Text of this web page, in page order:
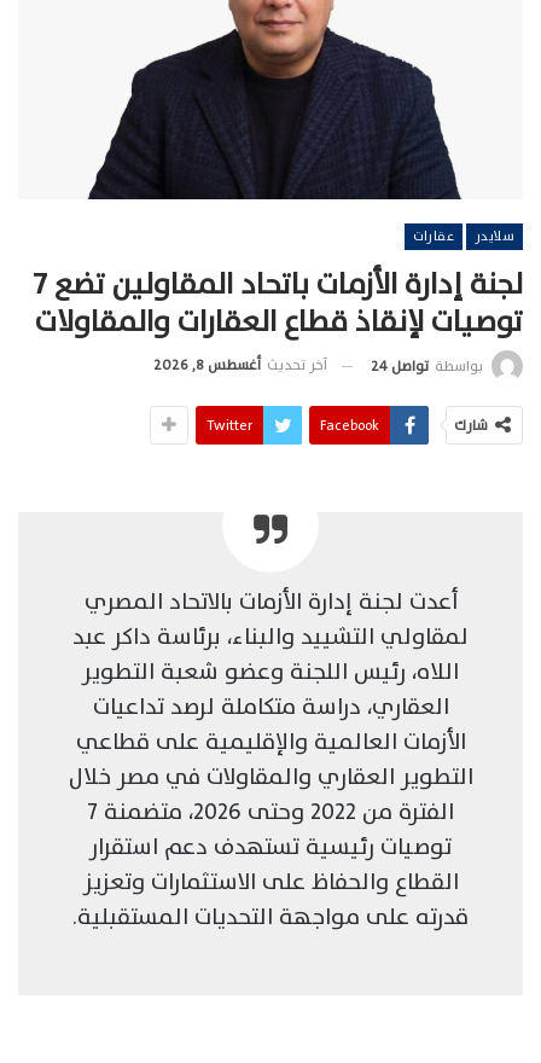
سلايدر عقارات
لجنة إدارة الأزمات باتحاد المقاولين تضع 7
توصيات لإنقاذ قطاع العقارات والمقاولات
بواسطة تواصل 24 آخر تحديث أغسطس 8, 2026
شارك Facebook
Twitter
أعدت لجنة إدارة الأزمات بالاتحاد المصري
لمقاولي التشييد والبناء، برئاسة داكر عبد
اللاه، رئيس اللجنة وعضو شعبة التطوير
العقاري، دراسة متكاملة لرصد تداعيات
الأزمات العالمية والإقليمية على قطاعي
التطوير العقاري والمقاولات في مصر خلال
الفترة من 2022 وحتى 2026، متضمنة 7
توصيات رئيسية تستهدف دعم استقرار
القطاع والحفاظ على الاستثمارات وتعزيز
قدرته على مواجهة التحديات المستقبلية.